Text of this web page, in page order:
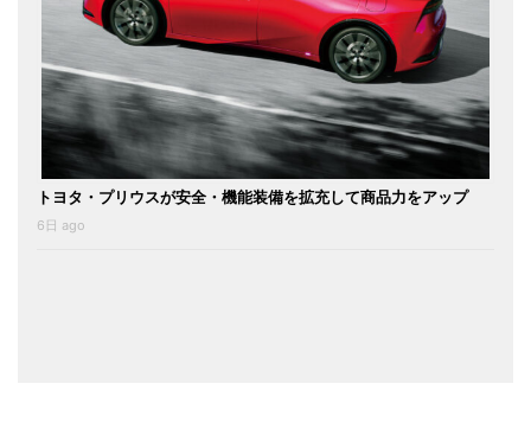
トヨタ・プリウスが安全・機能装備を拡充して商品力をアップ
6日 ago